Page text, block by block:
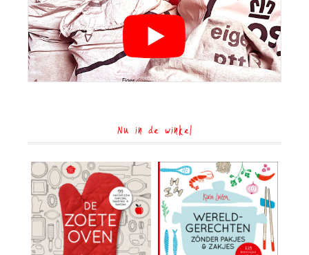
Nu in de winkel